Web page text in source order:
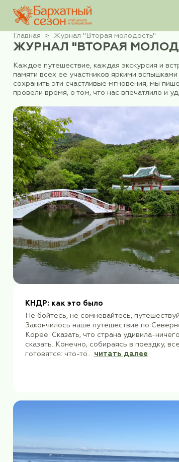
Главная Журнал "Вторая
Каждое путешествие, каждая
памяти всех ее участников яркими
сохранить эти счастливые
провели время, о том, что нас
Закончилось наше путешествие